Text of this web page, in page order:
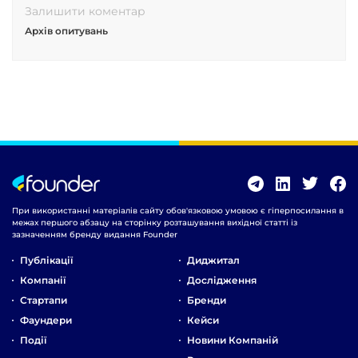
Залишити коментар
Архів опитувань
При використанні матеріалів сайту обов'язковою умовою є гіперпосилання в
межах першого абзацу на сторінку розташування вихідної статті із
зазначенням бренду видання Founder
Публікації
Компанії
Стартапи
Фаундери
Події
Диджитал
Дослідження
Бренди
Кейси
Новини Компаній